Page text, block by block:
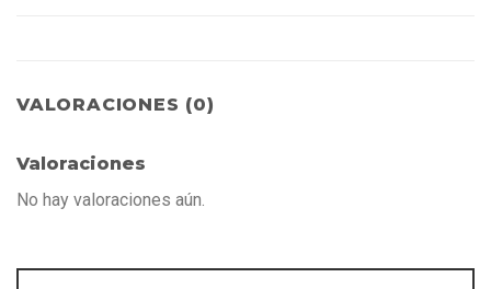
VALORACIONES (0)
Valoraciones
No hay valoraciones aún.